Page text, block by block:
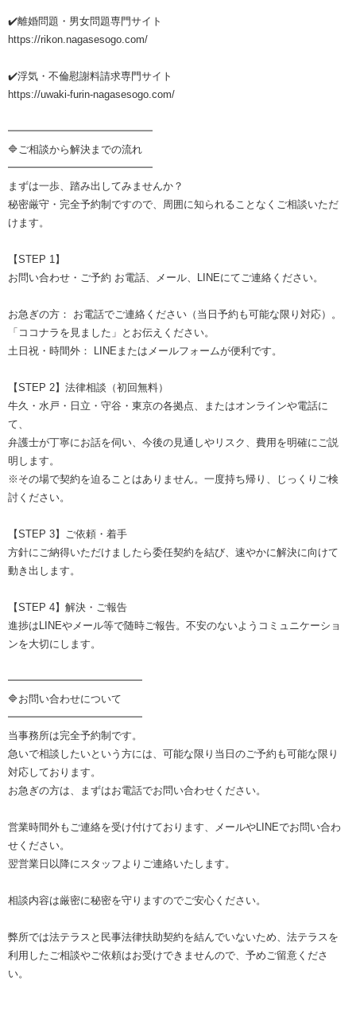
✔️離婚問題・男女問題専門サイト
https://rikon.nagasesogo.com/
✔️浮気・不倫慰謝料請求専門サイト
https://uwaki-furin-nagasesogo.com/
━━━━━━━━━━━━━━
🔷ご相談から解決までの流れ
━━━━━━━━━━━━━━
まずは一歩、踏み出してみませんか？
秘密厳守・完全予約制ですので、周囲に知られることなくご相談いただ
けます。
【STEP 1】
お問い合わせ・ご予約 お電話、メール、LINEにてご連絡ください。
お急ぎの方： お電話でご連絡ください（当日予約も可能な限り対応）。
「ココナラを見ました」とお伝えください。
土日祝・時間外： LINEまたはメールフォームが便利です。
【STEP 2】法律相談（初回無料）
牛久・水戸・日立・守谷・東京の各拠点、またはオンラインや電話に
て、
弁護士が丁寧にお話を伺い、今後の見通しやリスク、費用を明確にご説
明します。
※その場で契約を迫ることはありません。一度持ち帰り、じっくりご検
討ください。
【STEP 3】ご依頼・着手
方針にご納得いただけましたら委任契約を結び、速やかに解決に向けて
動き出します。
【STEP 4】解決・ご報告
進捗はLINEやメール等で随時ご報告。不安のないようコミュニケーショ
ンを大切にします。
━━━━━━━━━━━━━
🔷お問い合わせについて
━━━━━━━━━━━━━
当事務所は完全予約制です。
急いで相談したいという方には、可能な限り当日のご予約も可能な限り
対応しております。
お急ぎの方は、まずはお電話でお問い合わせください。
営業時間外もご連絡を受け付けております、メールやLINEでお問い合わ
せください。
翌営業日以降にスタッフよりご連絡いたします。
相談内容は厳密に秘密を守りますのでご安心ください。
弊所では法テラスと民事法律扶助契約を結んでいないため、法テラスを
利用したご相談やご依頼はお受けできませんので、予めご留意くださ
い。